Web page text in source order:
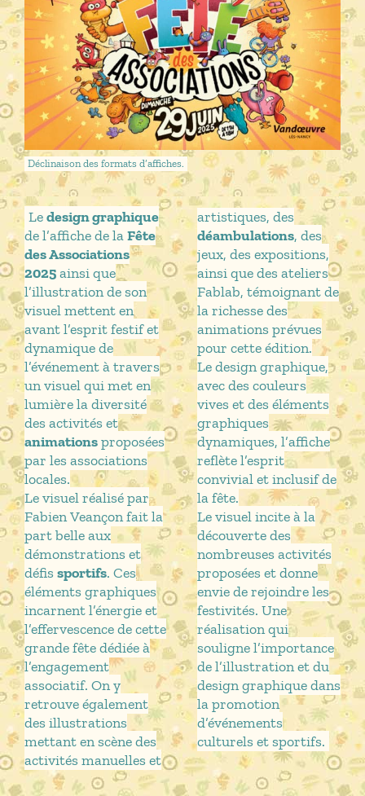
Déclinaison des formats d’affiches.
Ledesign graphique
de l’affiche de laFête
des Associations
2025ainsi que
l’illustration de son
visuel mettent en
avant l’esprit festif et
dynamique de
l’événement à travers
un visuel qui met en
lumière la diversité
des activités et
animationsproposées
par les associations
locales.
Le visuel réalisé par
Fabien Veançon fait la
part belle aux
démonstrations et
défissportifs. Ces
éléments graphiques
incarnent l’énergie et
l’effervescence de cette
grande fête dédiée à
l’engagement
associatif. On y
retrouve également
des illustrations
mettant en scène des
activités manuelles et
artistiques, des
déambulations, des
jeux, des expositions,
ainsi que des ateliers
Fablab, témoignant de
la richesse des
animations prévues
pour cette édition.
Le design graphique,
avec des couleurs
vives et des éléments
graphiques
dynamiques, l’affiche
reflète l’esprit
convivial et inclusif de
la fête.
Le visuel incite à la
découverte des
nombreuses activités
proposées et donne
envie de rejoindre les
festivités. Une
réalisation qui
souligne l’importance
de l’illustration et du
design graphique dans
la promotion
d’événements
culturels et sportifs.